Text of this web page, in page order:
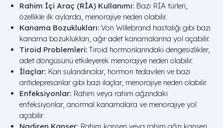
Rahim İçi Araç (RİA) Kullanımı: Bazı RİA türleri,
özellikle ilk aylarda, menorajiye neden olabilir.
Kanama Bozuklukları: Von Willebrand hastalığı gibi bazı
kanama bozuklukları, ağır adet kanamalarına yol açabilir.
Tiroid Problemleri: Tiroid hormonlarındaki dengesizlikler,
adet döngüsünü etkileyerek menorajiye neden olabilir.
İlaçlar: Kan sulandırıcılar, hormon tedavileri ve bazı
antidepresanlar gibi bazı ilaçlar, menorajiye neden olabilir.
Enfeksiyonlar: Rahim veya rahim ağzındaki
enfeksiyonlar, anormal kanamalara ve menorajiye yol
açabilir.